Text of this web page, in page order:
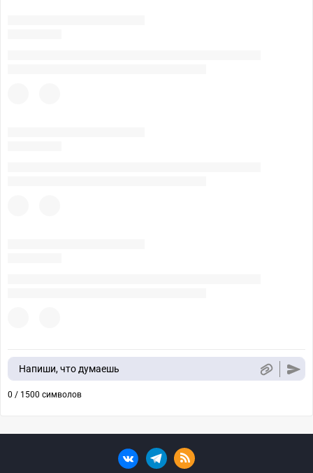
Напиши, что думаешь
0 / 1500 символов